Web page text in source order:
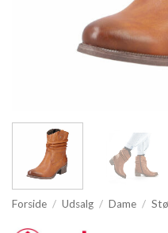
Forside / Udsalg / Dame /